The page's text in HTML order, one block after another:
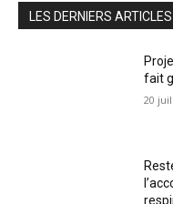
LES DERNIERS ARTICLES
fait
20